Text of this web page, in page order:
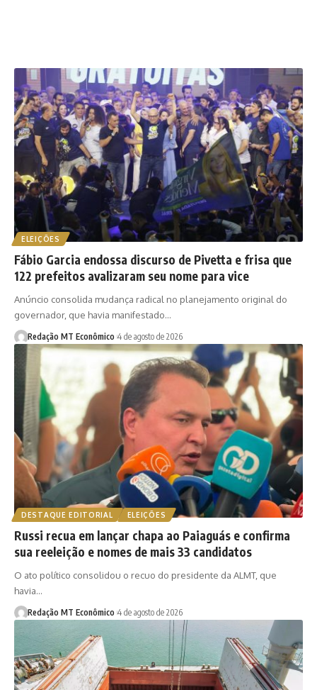
ELEIÇÕES
Fábio Garcia endossa discurso de Pivetta e frisa que
122 prefeitos avalizaram seu nome para vice
Anúncio consolida mudança radical no planejamento original do
governador, que havia manifestado…
Redação MT Econômico 4 de agosto de 2026
DESTAQUE EDITORIAL ELEIÇÕES
Russi recua em lançar chapa ao Paiaguás e confirma
sua reeleição e nomes de mais 33 candidatos
O ato político consolidou o recuo do presidente da ALMT, que
havia…
Redação MT Econômico 4 de agosto de 2026